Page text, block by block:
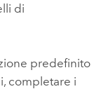
di
predefinito
completare i